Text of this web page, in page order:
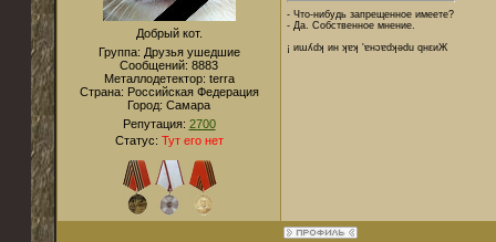
Добрый кот.
Группа: Друзья ушедшие
Сообщений: 8883
Металлодетектор: terra
Страна: Российская Федерация
Город: Cамара
Репутация: 2700
Статус: Тут его нет
- Что-нибудь запрещенное имеете?
- Да. Собственное мнение.
¡ иɯʎdʞ ин ʞɐʞ 'ɐнɔɐdʞǝdu qнεиЖ